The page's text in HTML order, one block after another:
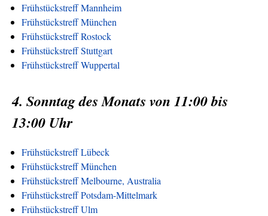
Frühstückstreff Mannheim
Frühstückstreff München
Frühstückstreff Rostock
Frühstückstreff Stuttgart
Frühstückstreff Wuppertal
4. Sonntag des Monats von 11:00 bis
13:00 Uhr
Frühstückstreff Lübeck
Frühstückstreff München
Frühstückstreff Melbourne, Australia
Frühstückstreff Potsdam-Mittelmark
Frühstückstreff Ulm